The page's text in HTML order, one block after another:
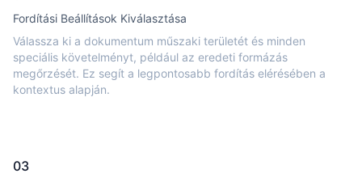
Fordítási Beállítások Kiválasztása
Válassza ki a dokumentum műszaki területét és minden
speciális követelményt, például az eredeti formázás
megőrzését. Ez segít a legpontosabb fordítás elérésében a
kontextus alapján.
03